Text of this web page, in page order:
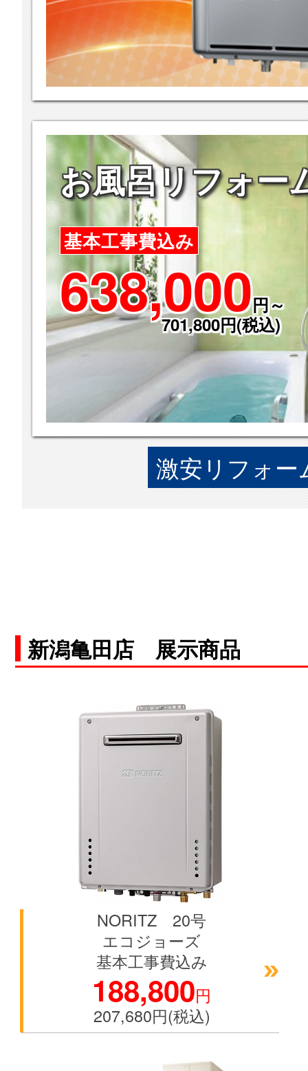
お風呂リフォー
基本工事費込み
638,000円～
701,800円(税込)
激安リフォー
新潟亀田店 展示商品
NORITZ 20号
エコジョーズ
基本工事費込み
188,800円
207,680円(税込)